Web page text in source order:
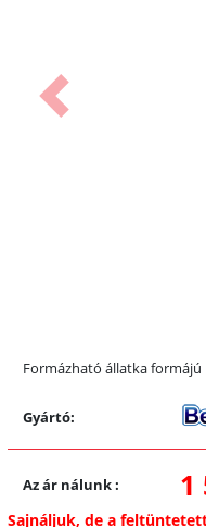
Előző
Formázható állatka formájú
Gyártó:
Az ár nálunk: 1
Sajnáljuk, de a